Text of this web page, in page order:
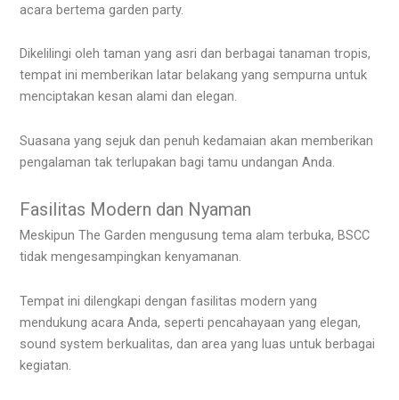
acara bertema garden party.
Dikelilingi oleh taman yang asri dan berbagai tanaman tropis,
tempat ini memberikan latar belakang yang sempurna untuk
menciptakan kesan alami dan elegan.
Suasana yang sejuk dan penuh kedamaian akan memberikan
pengalaman tak terlupakan bagi tamu undangan Anda.
Fasilitas Modern dan Nyaman
Meskipun The Garden mengusung tema alam terbuka, BSCC
tidak mengesampingkan kenyamanan.
Tempat ini dilengkapi dengan fasilitas modern yang
mendukung acara Anda, seperti pencahayaan yang elegan,
sound system berkualitas, dan area yang luas untuk berbagai
kegiatan.